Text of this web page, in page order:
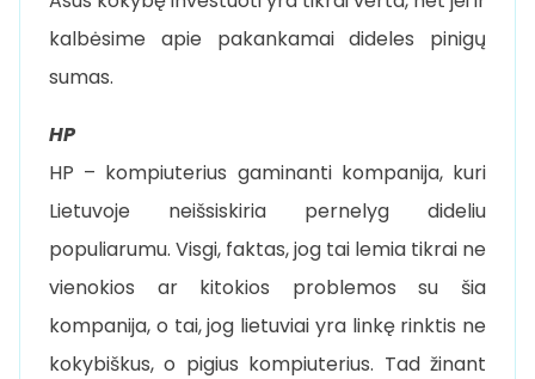
kalbėsime apie pakankamai dideles pinigų
sumas.
HP
HP – kompiuterius gaminanti kompanija, kuri
Lietuvoje neišsiskiria pernelyg dideliu
populiarumu. Visgi, faktas, jog tai lemia tikrai ne
vienokios ar kitokios problemos su šia
kompanija, o tai, jog lietuviai yra linkę rinktis ne
kokybiškus, o pigius kompiuterius. Tad žinant